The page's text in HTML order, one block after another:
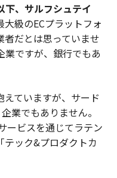
下、サルフシュテイ
大級のECプラットフォ
だとは思っていませ
業ですが、銀行でもあ
えていますが、サード
業でもありません。
ービスを通じてラテン
テック&プロダクトカ